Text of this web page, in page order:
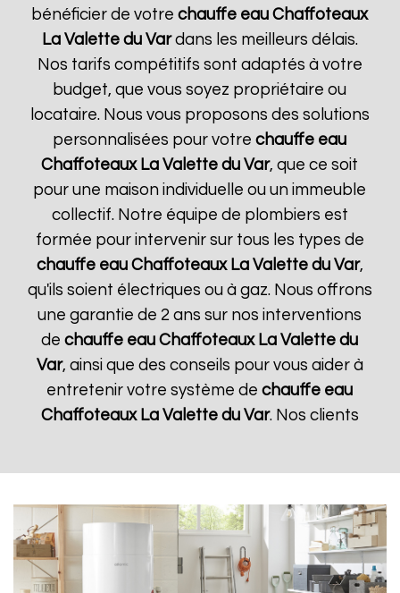
bénéficier de votrechauffe eau Chaffoteaux
La Valette du Vardans les meilleurs délais.
Nos tarifs compétitifs sont adaptés à votre
budget, que vous soyez propriétaire ou
locataire. Nous vous proposons des solutions
personnalisées pour votrechauffe eau
Chaffoteaux La Valette du Var, que ce soit
pour une maison individuelle ou un immeuble
collectif. Notre équipe de plombiers est
formée pour intervenir sur tous les types de
chauffe eau Chaffoteaux La Valette du Var,
qu'ils soient électriques ou à gaz. Nous offrons
une garantie de 2 ans sur nos interventions
dechauffe eau Chaffoteaux La Valette du
Var, ainsi que des conseils pour vous aider à
entretenir votre système dechauffe eau
Chaffoteaux La Valette du Var. Nos clients